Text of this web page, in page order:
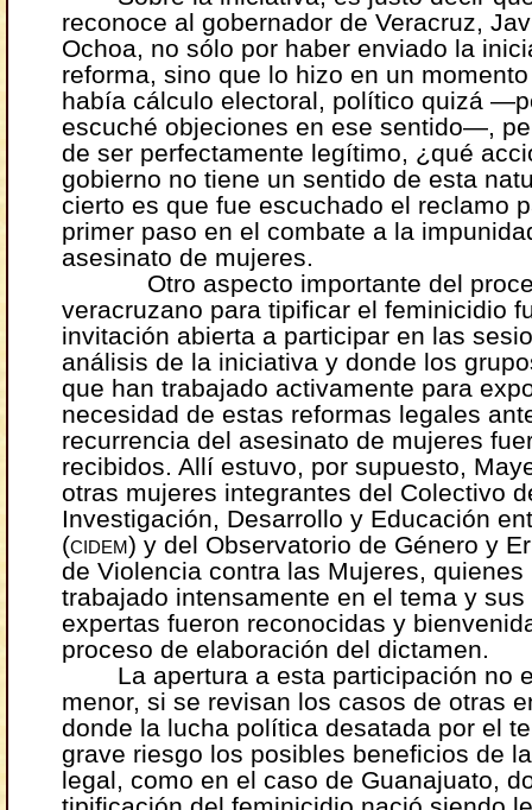
reconoce al gobernador de Veracruz,
Ochoa, no sólo por haber enviado la
reforma, sino que lo hizo en un
había cálculo electoral, político quizá
escuché objeciones en ese sentido―,
de ser perfectamente legítimo, ¿qué
gobierno no tiene un sentido de esta
cierto es que fue escuchado el reclamo
primer paso en el combate a la
asesinato de mujeres.
Otro aspecto importante del
veracruzano para tipificar el feminicidio
invitación abierta a participar en las
análisis de la iniciativa y donde los
que han trabajado activamente para
necesidad de estas reformas legales
recurrencia del asesinato de mujeres
recibidos. Allí estuvo, por supuesto,
otras mujeres integrantes del Colectivo
Investigación, Desarrollo y Educación
(cidem) y del Observatorio de Género y
de Violencia contra las Mujeres, quienes
trabajado intensamente en el tema y
expertas fueron reconocidas y
proceso de elaboración del dictamen.
La apertura a esta participación no
menor, si se revisan los casos de otras
donde la lucha política desatada por el
grave riesgo los posibles beneficios de
legal, como en el caso de Guanajuato,